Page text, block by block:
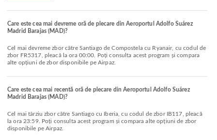
Care este cea mai devreme oră de plecare din Aeroportul Adolfo Suárez
Madrid Barajas (MAD)?
Cel mai devreme zbor către Santiago de Compostela cu Ryanair, cu codul de
zbor FR5317, pleacă la ora 00:00. Poți consulta acest program și compara
alte opțiuni de zbor disponibile pe Airpaz.
Care este cea mai recentă oră de plecare din Aeroportul Adolfo Suárez
Madrid Barajas (MAD)?
Cel mai târziu zbor către Santiago cu Iberia, cu codul de zbor IB117, pleacă
la ora 23:59. Poți consulta acest program și compara alte opțiuni de zbor
disponibile pe Airpaz.